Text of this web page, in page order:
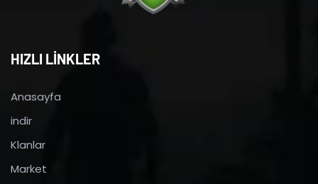
HIZLI LİNKLER
Anasayfa
indir
Klanlar
Market